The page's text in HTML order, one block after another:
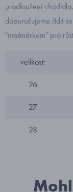
prodloužení
doporučujeme řídit
"nadměrkem" pro
velikost:
26
27
28